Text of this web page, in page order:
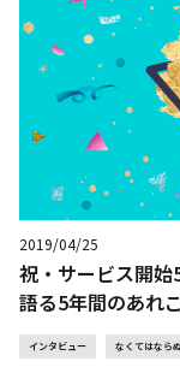
2019/04/25
祝・サービス開
語る5年間のあれこ
インタビュー なくてはならぬ